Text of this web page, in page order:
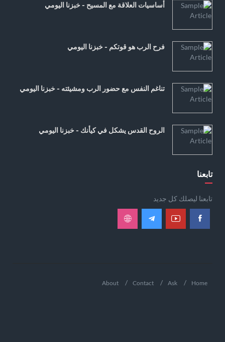
أساسيات العلاقة مع المسيح - خبزنا اليومي
فرح الرب هو قوتكم - خبزنا اليومي
تناغم النفس مع حضور الرب ومشيئته - خبزنا اليومي
الروح القدس يشكل في كيأنك - خبزنا اليومي
تابعنا
تابعنا ليصلك كل جديد
Home
Ask
Contact
About